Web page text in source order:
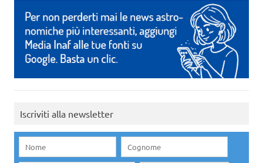
Iscriviti alla newsletter